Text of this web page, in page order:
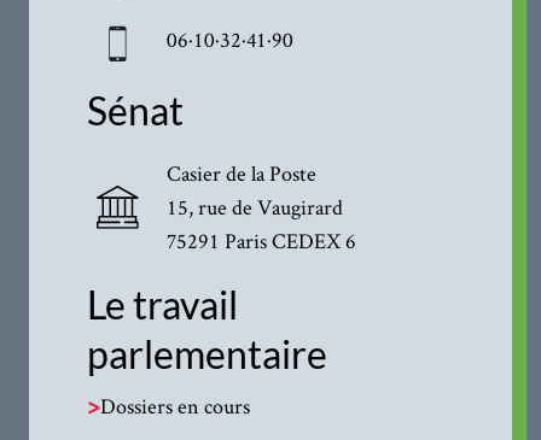
06·10·32·41·90
Sénat
Casier de la Poste
15, rue de Vaugirard
75291 Paris CEDEX 6
Le travail
parlementaire
>Dossiers en cours